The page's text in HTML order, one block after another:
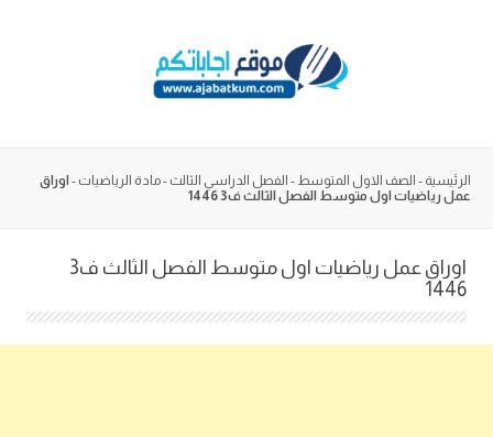
الرئيسية - الصف الاول المتوسط - الفصل الدراسي الثالث -مادة الرياضيات - اوراق
عمل رياضيات اول متوسط الفصل الثالث ف3 1446
اوراق عمل رياضيات اول متوسط الفصل الثالث ف3
1446